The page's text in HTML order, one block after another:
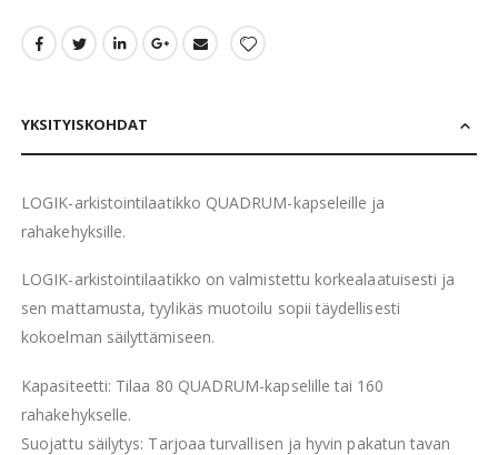
YKSITYISKOHDAT
LOGIK-arkistointilaatikko QUADRUM-kapseleille ja
rahakehyksille.
LOGIK-arkistointilaatikko on valmistettu korkealaatuisesti ja
sen mattamusta, tyylikäs muotoilu sopii täydellisesti
kokoelman säilyttämiseen.
Kapasiteetti: Tilaa 80 QUADRUM-kapselille tai 160
rahakehykselle.
Suojattu säilytys: Tarjoaa turvallisen ja hyvin pakatun tavan